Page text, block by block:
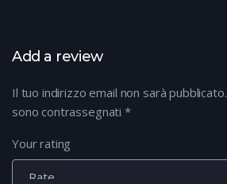
Add a review
Il tuo indirizzo email non sarà pubblicato.
sono contrassegnati *
Your rating